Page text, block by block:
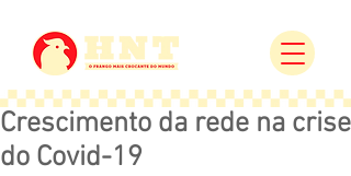
Crescimento da rede na crise
do Covid-19